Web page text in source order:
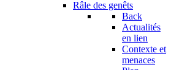
Râle des genêts
Back
Actualités
en lien
Contexte et
menaces